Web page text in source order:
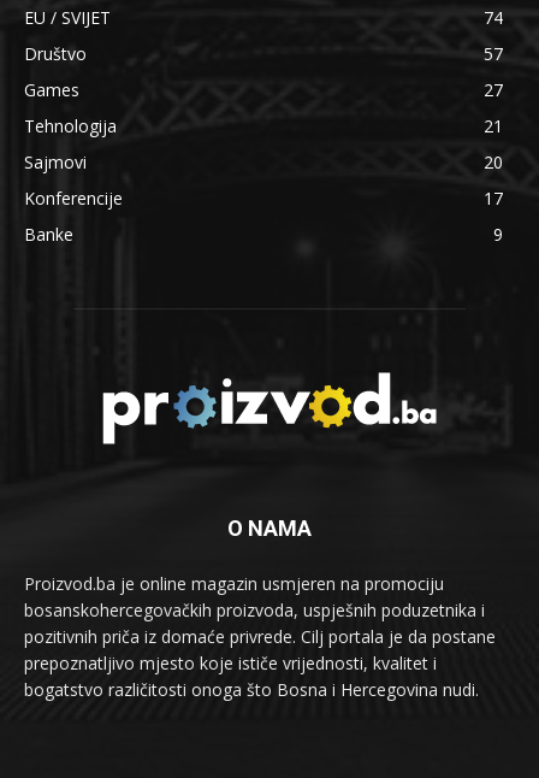
EU / SVIJET
74
Društvo
57
Games
27
Tehnologija
21
Sajmovi
20
Konferencije
17
Banke
9
O NAMA
Proizvod.ba je online magazin usmjeren na promociju
bosanskohercegovačkih proizvoda, uspješnih poduzetnika i
pozitivnih priča iz domaće privrede. Cilj portala je da postane
prepoznatljivo mjesto koje ističe vrijednosti, kvalitet i
bogatstvo različitosti onoga što Bosna i Hercegovina nudi.